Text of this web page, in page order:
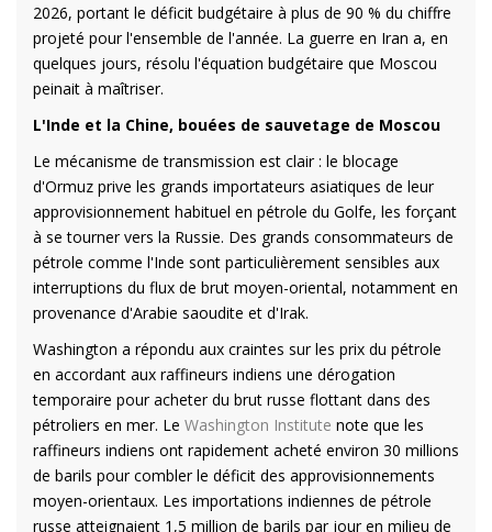
2026, portant le déficit budgétaire à plus de 90 % du chiffre
projeté pour l'ensemble de l'année. La guerre en Iran a, en
quelques jours, résolu l'équation budgétaire que Moscou
peinait à maîtriser.
L'Inde et la Chine, bouées de sauvetage de Moscou
Le mécanisme de transmission est clair : le blocage
d'Ormuz prive les grands importateurs asiatiques de leur
approvisionnement habituel en pétrole du Golfe, les forçant
à se tourner vers la Russie. Des grands consommateurs de
pétrole comme l'Inde sont particulièrement sensibles aux
interruptions du flux de brut moyen-oriental, notamment en
provenance d'Arabie saoudite et d'Irak.
Washington a répondu aux craintes sur les prix du pétrole
en accordant aux raffineurs indiens une dérogation
temporaire pour acheter du brut russe flottant dans des
pétroliers en mer. Le Washington Institute note que les
raffineurs indiens ont rapidement acheté environ 30 millions
de barils pour combler le déficit des approvisionnements
moyen-orientaux. Les importations indiennes de pétrole
russe atteignaient 1,5 million de barils par jour en milieu de